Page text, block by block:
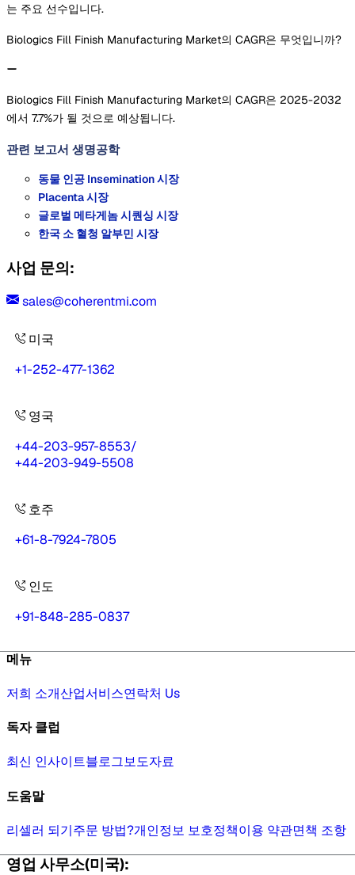
는 주요 선수입니다.
Biologics Fill Finish Manufacturing Market의 CAGR은 무엇입니까?
Biologics Fill Finish Manufacturing Market의 CAGR은 2025-2032
에서 7.7%가 될 것으로 예상됩니다.
관련 보고서 생명공학
동물 인공 Insemination 시장
Placenta 시장
글로벌 메타게놈 시퀀싱 시장
한국 소 혈청 알부민 시장
사업 문의:
sales@coherentmi.com
미국
+1-252-477-1362
영국
+44-203-957-8553/
+44-203-949-5508
호주
+61-8-7924-7805
인도
+91-848-285-0837
메뉴
저희 소개산업서비스연락처 Us
독자 클럽
최신 인사이트블로그보도자료
도움말
리셀러 되기주문 방법?개인정보 보호정책이용 약관면책 조항
영업 사무소(미국):